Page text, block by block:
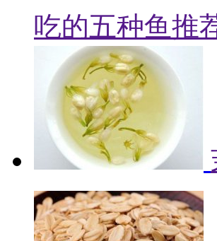
吃的五种鱼推